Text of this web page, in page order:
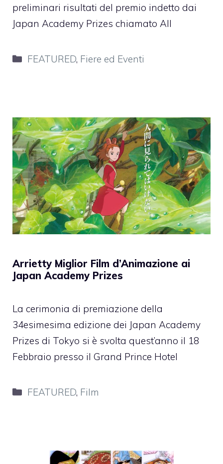
preliminari risultati del premio indetto dai
Japan Academy Prizes chiamato All
Categorie
FEATURED, Fiere ed Eventi
Arrietty Miglior Film d’Animazione ai
Japan Academy Prizes
La cerimonia di premiazione della
34esimesima edizione dei Japan Academy
Prizes di Tokyo si è svolta quest’anno il 18
Febbraio presso il Grand Prince Hotel
Categorie
FEATURED, Film